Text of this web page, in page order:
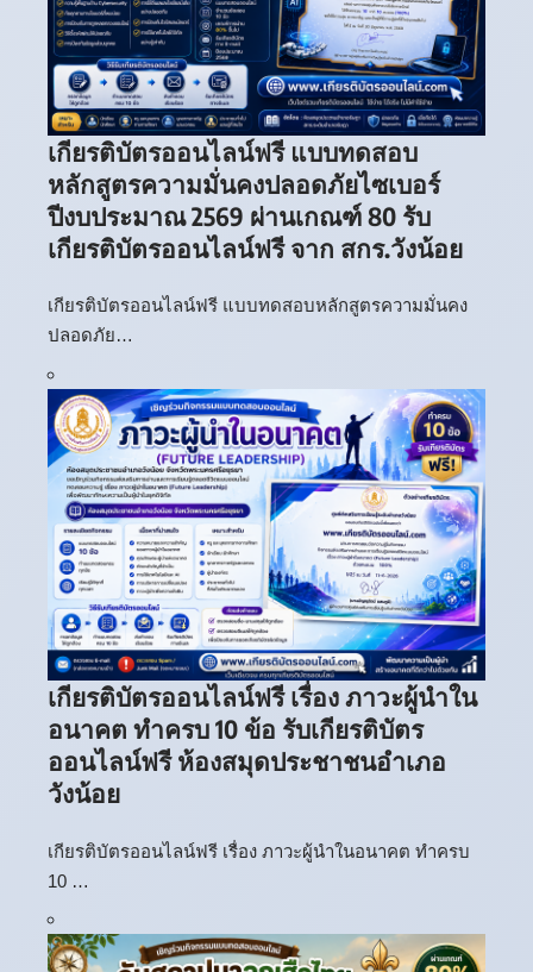
เกียรติบัตรออนไลน์ฟรี แบบทดสอบ
หลักสูตรความมั่นคงปลอดภัยไซเบอร์
ปีงบประมาณ 2569 ผ่านเกณฑ์ 80 รับ
เกียรติบัตรออนไลน์ฟรี จาก สกร.วังน้อย
เกียรติบัตรออนไลน์ฟรี แบบทดสอบหลักสูตรความมั่นคง
ปลอดภัย…
เกียรติบัตรออนไลน์ฟรี เรื่อง ภาวะผู้นำใน
อนาคต ทำครบ 10 ข้อ รับเกียรติบัตร
ออนไลน์ฟรี ห้องสมุดประชาชนอำเภอ
วังน้อย
เกียรติบัตรออนไลน์ฟรี เรื่อง ภาวะผู้นำในอนาคต ทำครบ
10 …